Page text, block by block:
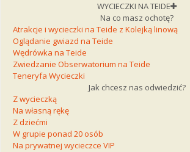
WYCIECZKI NA TEIDE
Na co masz ochotę?
Atrakcje i wycieczki na Teide z Kolejką linową
Oglądanie gwiazd na Teide
Wędrówka na Teide
Zwiedzanie Obserwatorium na Teide
Teneryfa Wycieczki
Jak chcesz nas odwiedzić?
Z wycieczką
Na własną rękę
Z dziećmi
W grupie ponad 20 osób
Na prywatnej wycieczce VIP